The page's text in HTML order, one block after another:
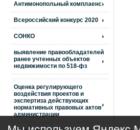
Антимонопольный комплаенс
Всероссийский конкурс 2020
СОНКО
выявление правообладателей
ранее учтенных объектов
недвижимости по 518-фз
Оценка регулирующего
воздействия проектов и
экспертиза действующих
нормативных правовых актов
администрации